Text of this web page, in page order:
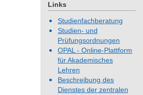
Links
Studienfachberatung
Studien- und
Prüfungsordnungen
OPAL - Online-Plattform
für Akademisches
Lehren
Beschreibung des
Dienstes der zentralen